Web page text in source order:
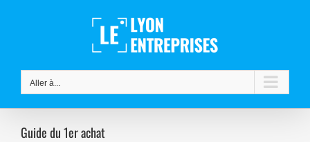
Aller à...
Guide du 1er achat